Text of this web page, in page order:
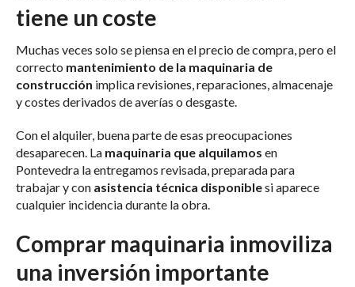
tiene un coste
Muchas veces solo se piensa en el precio de compra, pero el
correcto mantenimiento de la maquinaria de
construcción implica revisiones, reparaciones, almacenaje
y costes derivados de averías o desgaste.
Con el alquiler, buena parte de esas preocupaciones
desaparecen. La maquinaria que alquilamos en
Pontevedra la entregamos revisada, preparada para
trabajar y con asistencia técnica disponiblesi aparece
cualquier incidencia durante la obra.
Comprar maquinaria inmoviliza
una inversión importante